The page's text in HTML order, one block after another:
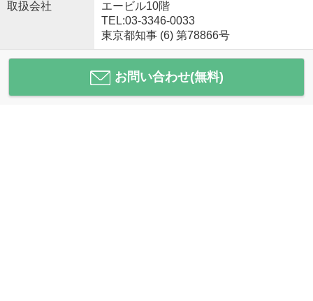
取扱会社
エービル10階
TEL:03-3346-0033
東京都知事 (6) 第78866号
お問い合わせ(無料)